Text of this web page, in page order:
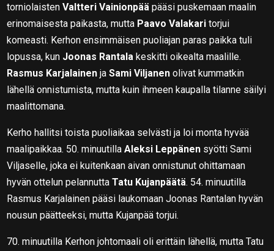
torniolaistenValtteri Vainionpää pääsi puskemaan maalin
erinomaisesta paikasta, mutta Paavo Valakari torjui
komeasti. Kerhon ensimmäisen puoliajan paras paikka tuli
lopussa, kun Joonas Rantala keskitti oikealta maalille.
Rasmus Karjalainen jaSami Viljanen olivat kummatkin
lähellä onnistumista, mutta kuin ihmeen kaupalla tilanne säilyi
maalittomana.
Kerho hallitsi toista puoliaikaa selvästi ja loi monta hyvää
maalipaikkaa. 50. minuutillaAleksi Leppänen syötti Sami
Viljaselle, joka ei kuitenkaan aivan onnistunut ohittamaan
hyvän ottelun pelannuttaTatu Kujanpäätä. 54. minuutilla
Rasmus Karjalainen pääsi laukomaan Joonas Rantalan hyvän
nousun päätteeksi, mutta Kujanpää torjui.
70. minuutilla Kerhon johtomaali oli erittäin lähellä, mutta Tatu